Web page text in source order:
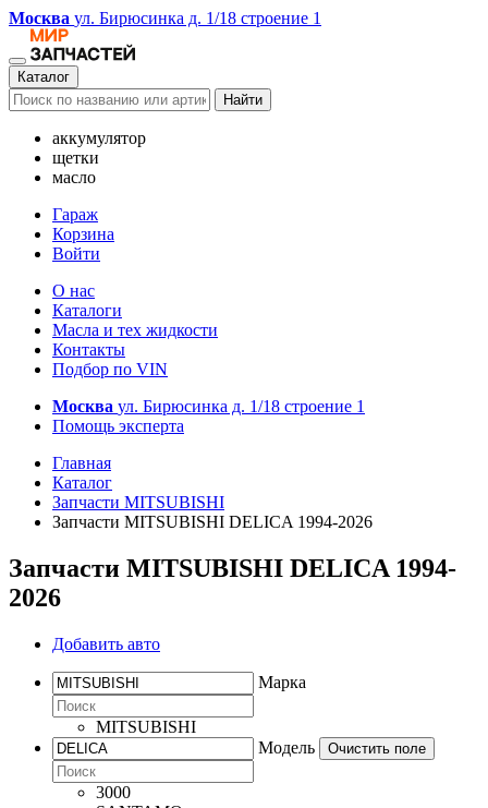
Москва ул. Бирюсинка д. 1/18 строение 1
Каталог
Найти
аккумулятор
щетки
масло
Гараж
Корзина
Войти
О нас
Каталоги
Масла и тех жидкости
Контакты
Подбор по VIN
Москва ул. Бирюсинка д. 1/18 строение 1
Помощь эксперта
Главная
Каталог
Запчасти MITSUBISHI
Запчасти MITSUBISHI DELICA 1994-2026
Запчасти MITSUBISHI DELICA 1994-
2026
Добавить авто
Марка
MITSUBISHI
Модель
Очистить поле
3000